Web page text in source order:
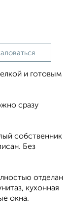
и готовым
сразу
собственник
Без
отделан
кухонная
окна.